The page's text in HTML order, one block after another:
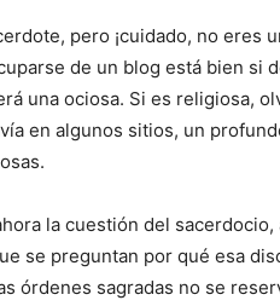
pero ¡cuidado, no eres
de un blog está bien si
una ociosa. Si es religiosa,
en algunos sitios, un
la cuestión del
se preguntan por qué esa
órdenes sagradas no se